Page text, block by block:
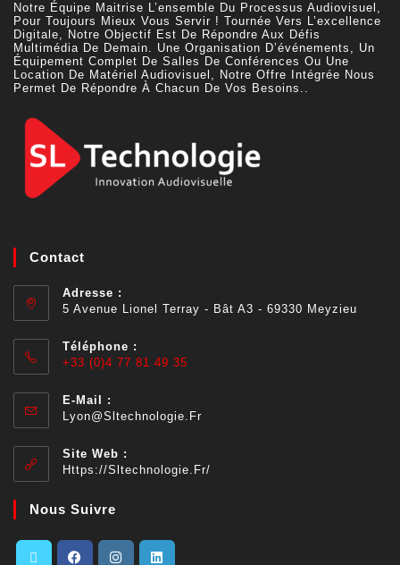
Notre Équipe Maitrise L’ensemble Du Processus Audiovisuel,
Pour Toujours Mieux Vous Servir ! Tournée Vers L’excellence
Digitale, Notre Objectif Est De Répondre Aux Défis
Multimédia De Demain. Une Organisation D’événements, Un
Équipement Complet De Salles De Conférences Ou Une
Location De Matériel Audiovisuel, Notre Offre Intégrée Nous
Permet De Répondre À Chacun De Vos Besoins..
Contact
Adresse :
5 Avenue Lionel Terray - Bât A3 - 69330 Meyzieu
Téléphone :
+33 (0)4 77 81 49 35
E-Mail :
Lyon@sltechnologie.fr
Site Web :
Https://sltechnologie.fr/
Nous Suivre